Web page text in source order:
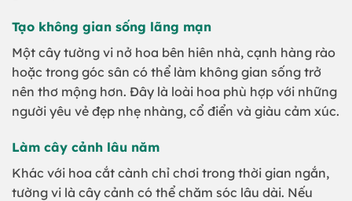
Tạo không gian sống lãng mạn
Một cây tường vi nở hoa bên hiên nhà, cạnh hàng rào
hoặc trong góc sân có thể làm không gian sống trở
nên thơ mộng hơn. Đây là loài hoa phù hợp với những
người yêu vẻ đẹp nhẹ nhàng, cổ điển và giàu cảm xúc.
Làm cây cảnh lâu năm
Khác với hoa cắt cành chỉ chơi trong thời gian ngắn,
tường vi là cây cảnh có thể chăm sóc lâu dài. Nếu